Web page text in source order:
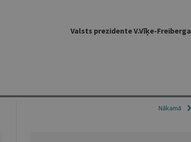
Valsts prezidente V.Vīķe-Freiberga
Nākamā